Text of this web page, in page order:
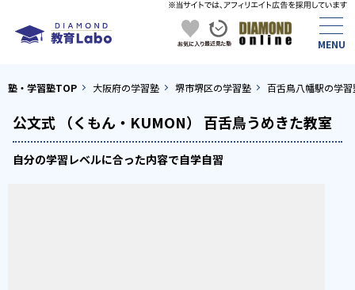
塾・学習塾TOP 大阪府の学習塾 堺市堺区の学習塾 百舌鳥八幡駅の学習
公文式 （くもん・KUMON） 百舌鳥うめきた教室
自分の学習レベルに合った内容で自学自習